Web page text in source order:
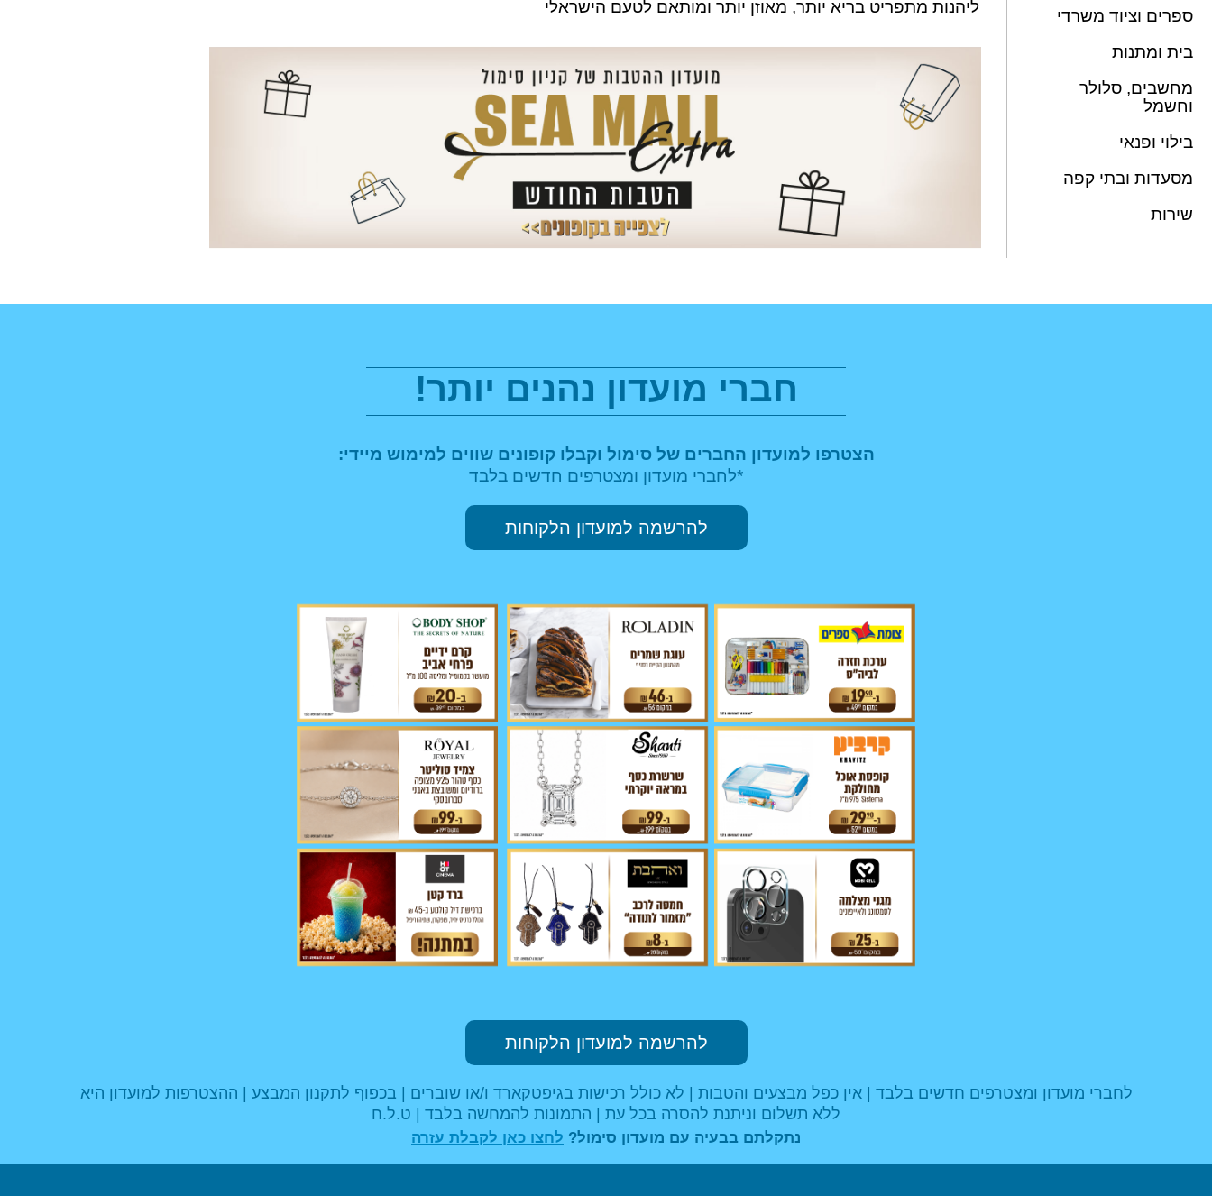
ספרים וציוד משרדי
בית ומתנות
מחשבים, סלולר
וחשמל
בילוי ופנאי
מסעדות ובתי קפה
שירות
ליהנות מתפריט בריא יותר, מאוזן יותר ומותאם לטעם הישראלי
חברי מועדון נהנים יותר!
הצטרפו למועדון החברים של סימול וקבלוקופונים שווים למימוש מיידי:
*לחברי מועדון ומצטרפים חדשים בלבד
להרשמה למועדון הלקוחות
להרשמה למועדון הלקוחות
לחברי מועדון ומצטרפים חדשים בלבד | אין כפל מבצעים והטבות | לא כולל רכישות בגיפטקארד ו/או שוברים | בכפוף לתקנון המבצע | ההצטרפות למועדון היא
ללא תשלום וניתנת להסרה בכל עת | התמונות להמחשה בלבד | ט.ל.ח
נתקלתם בבעיה עם מועדון סימול? לחצו כאן לקבלת עזרה